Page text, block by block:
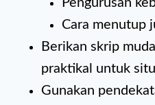
Pengurusan
Cara menutup
Berikan skrip
praktikal untuk
Gunakan